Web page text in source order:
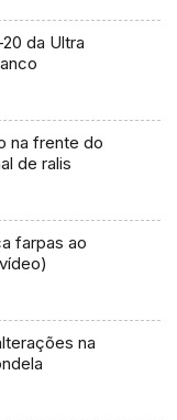
da Ultra
na frente do
de ralis
farpas ao
na